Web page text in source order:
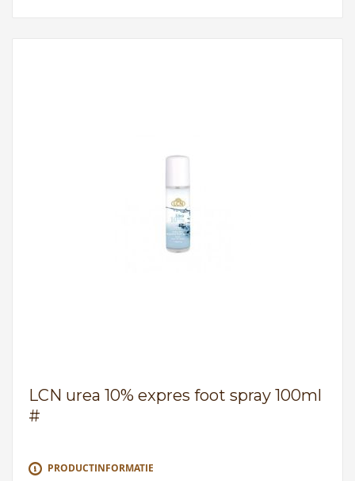
LCN urea 10% expres foot spray 100ml
#
PRODUCTINFORMATIE